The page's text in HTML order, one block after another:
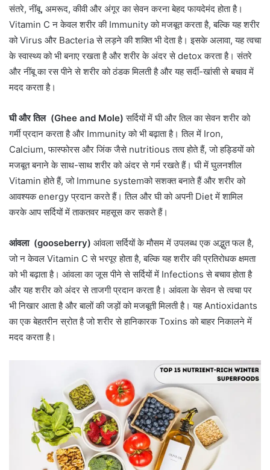
संतरे, नींबू, अमरूद, कीवी और अंगूर का सेवन करना बेहद फायदेमंद होता है।
Vitamin C न केवल शरीर की Immunity को मजबूत करता है, बल्कि यह शरीर
को Virus और Bacteria से लड़ने की शक्ति भी देता है। इसके अलावा, यह त्वचा
के स्वास्थ्य को भी बनाए रखता है और शरीर के अंदर से detox करता है। संतरे
और नींबू का रस पीने से शरीर को ठंडक मिलती है और यह सर्दी-खांसी से बचाव में
मदद करता है।
घी और तिल (Ghee and Mole) सर्दियों में घी और तिल का सेवन शरीर को
गर्मी प्रदान करता है और Immunity को भी बढ़ाता है। तिल में Iron,
Calcium, फास्फोरस और जिंक जैसे nutritious तत्व होते हैं, जो हड्डियों को
मजबूत बनाने के साथ-साथ शरीर को अंदर से गर्म रखते हैं। घी में घुलनशील
Vitamin होते हैं, जो Immune systemको सशक्त बनाते हैं और शरीर को
आवश्यक energy प्रदान करते हैं। तिल और घी को अपनी Diet में शामिल
करके आप सर्दियों में ताकतवर महसूस कर सकते हैं।
आंवला (gooseberry) आंवला सर्दियों के मौसम में उपलब्ध एक अद्भुत फल है,
जो न केवल Vitamin C से भरपूर होता है, बल्कि यह शरीर की प्रतिरोधक क्षमता
को भी बढ़ाता है। आंवला का जूस पीने से सर्दियों में Infections से बचाव होता है
और यह शरीर को अंदर से ताजगी प्रदान करता है। आंवला के सेवन से त्वचा पर
भी निखार आता है और बालों की जड़ों को मजबूती मिलती है। यह Antioxidants
का एक बेहतरीन स्रोत है जो शरीर से हानिकारक Toxins को बाहर निकालने में
मदद करता है।